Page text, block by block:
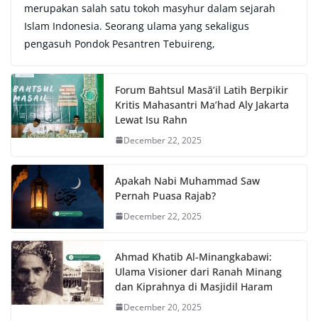
merupakan salah satu tokoh masyhur dalam sejarah
Islam Indonesia. Seorang ulama yang sekaligus
pengasuh Pondok Pesantren Tebuireng,
Forum Bahtsul Masā’il Latih Berpikir
Kritis Mahasantri Ma’had Aly Jakarta
Lewat Isu Rahn
December 22, 2025
Apakah Nabi Muhammad Saw
Pernah Puasa Rajab?
December 22, 2025
Ahmad Khatib Al-Minangkabawi:
Ulama Visioner dari Ranah Minang
dan Kiprahnya di Masjidil Haram
December 20, 2025